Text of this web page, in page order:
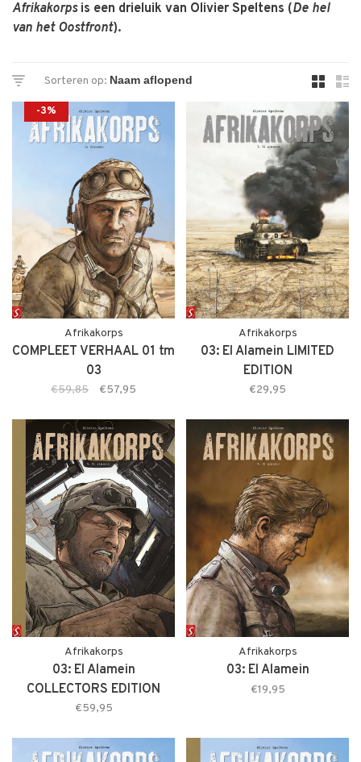
Afrikakorpsis een drieluik van Olivier Speltens (De hel
van het Oostfront).
Sorteren op:
-3%
Afrikakorps
COMPLEET VERHAAL 01 tm
03
€59,85 €57,95
Afrikakorps
03: El Alamein LIMITED
EDITION
€29,95
Afrikakorps
03: El Alamein
COLLECTORS EDITION
€59,95
Afrikakorps
03: El Alamein
€19,95